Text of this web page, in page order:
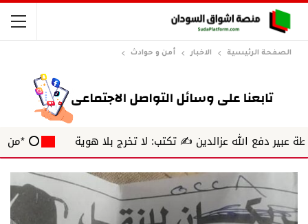
الصفحة الرئيسية الاخبار أمن و حوادث
الله عزالدين ✍️ تكتب: لا تخرج بلا هوية ⭕ *من الهامش*